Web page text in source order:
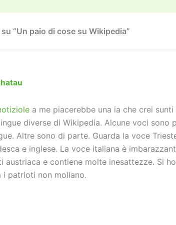
n
k
“Un paio di cose su Wikipedia”
a me piacerebbe una ia che crei
diverse di Wikipedia. Alcune voci sono
Altre sono di parte. Guarda la voce
e inglese. La voce italiana è
austriaca e contiene molte inesattezze. Si
i patrioti non mollano.